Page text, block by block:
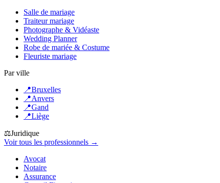
Salle de mariage
Traiteur mariage
Photographe & Vidéaste
Wedding Planner
Robe de mariée & Costume
Fleuriste mariage
Par ville
📍Bruxelles
📍Anvers
📍Gand
📍Liège
⚖️Juridique
Voir tous les professionnels →
Avocat
Notaire
Assurance